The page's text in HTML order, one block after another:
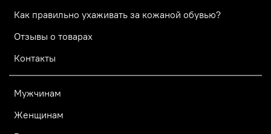
Как правильно ухаживать за кожаной обувью?
Отзывы о товарах
Контакты
Мужчинам
Женщинам